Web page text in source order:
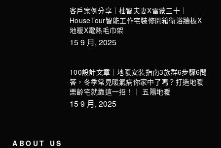
客戶案例分享｜柚智夫妻X雷蒙三十｜
HouseTour智能工作宅裝修開箱衛浴牆板X
地暖X電熱毛巾架
15 9 月, 2025
100設計文章｜地暖安裝指南3族群6步驟6問
答，冬季常見暖氣病你家中了嗎？打造地暖
樂齡宅就靠這一招！｜ 五陽地暖
15 9 月, 2025
ABOUT US